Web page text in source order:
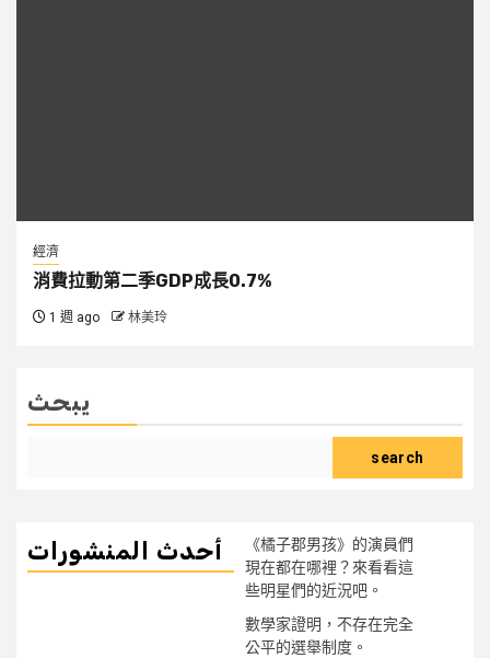
經濟
消費拉動第二季GDP成長0.7%
1 週 ago 林美玲
يبحث
search
أحدث المنشورات
《橘子郡男孩》的演員們
現在都在哪裡？來看看這
些明星們的近況吧。
數學家證明，不存在完全
公平的選舉制度。